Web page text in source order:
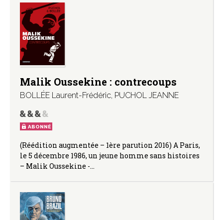
Malik Oussekine : contrecoups
BOLLÉE Laurent-Frédéric, PUCHOL JEANNE
ABONNÉ
(Réédition augmentée – 1ère parution 2016) A Paris,
le 5 décembre 1986, un jeune homme sans histoires
– Malik Oussekine -…